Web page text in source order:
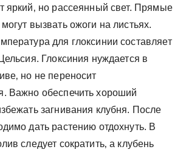
яркий‚ но рассеянный свет. Прямые
вызвать ожоги на листьях.
для глоксинии составляет
Глоксиния нуждается в
но не переносит
Важно обеспечить хороший
загнивания клубня. После
дать растению отдохнуть. В
следует сократить‚ а клубень